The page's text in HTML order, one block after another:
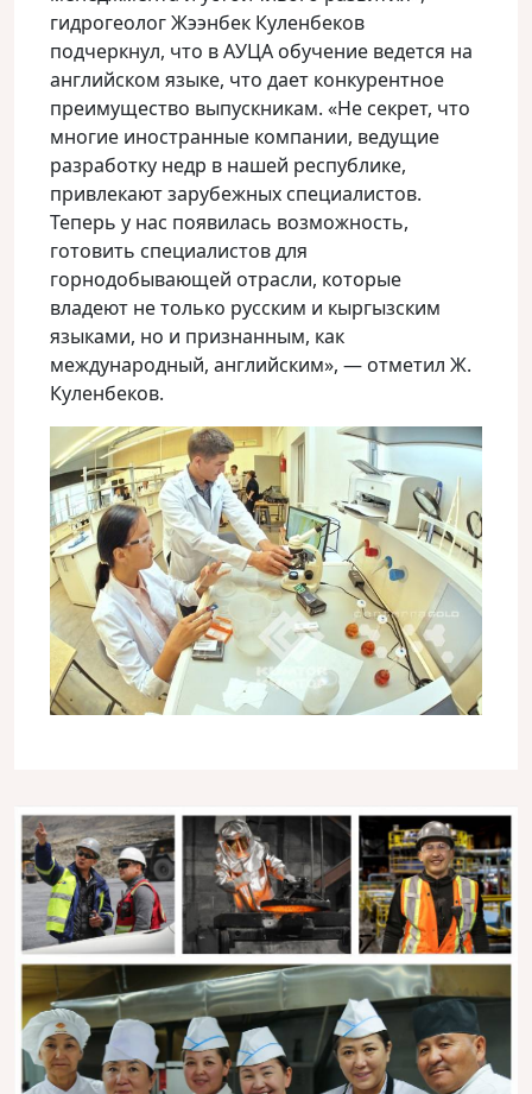
гидрогеолог Жээнбек Куленбеков
подчеркнул, что в АУЦА обучение ведется на
английском языке, что дает конкурентное
преимущество выпускникам. «Не секрет, что
многие иностранные компании, ведущие
разработку недр в нашей республике,
привлекают зарубежных специалистов.
Теперь у нас появилась возможность,
готовить специалистов для
горнодобывающей отрасли, которые
владеют не только русским и кыргызским
языками, но и признанным, как
международный, английским», — отметил Ж.
Куленбеков.